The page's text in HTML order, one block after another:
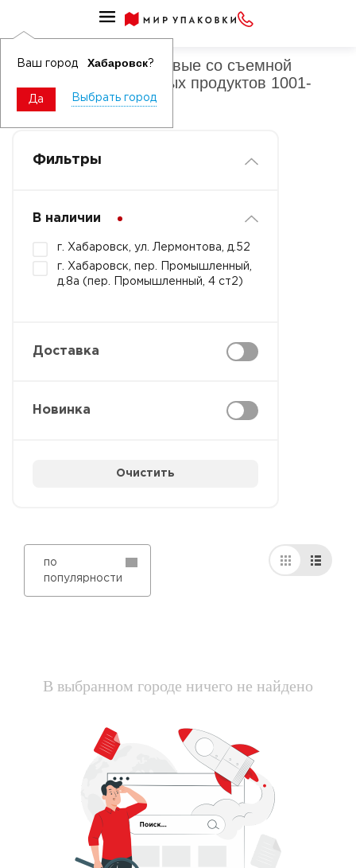
Ваш город Хабаровск?
Да Выбрать город
Контейнеры пластиковые для холодных продуктов со съемной
Контейнеры пластиковые со съемной
крышкой для холодных продуктов 1001-
3000 мл
Фильтры
В наличии
г. Хабаровск, ул. Лермонтова, д.52
г. Хабаровск, пер. Промышленный,
д.8а (пер. Промышленный, 4 ст2)
Доставка
Новинка
Очистить
по
популярности
В выбранном городе ничего не найдено